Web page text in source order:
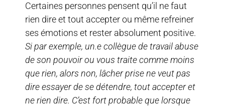
Certaines personnes pensent qu’il ne faut
rien dire et tout accepter ou même refreiner
ses émotions et rester absolument positive.
Si par exemple, un.e collègue de travail abuse
de son pouvoir ou vous traite comme moins
que rien, alors non, lâcher prise ne veut pas
dire essayer de se détendre, tout accepter et
ne rien dire. C’est fort probable que lorsque